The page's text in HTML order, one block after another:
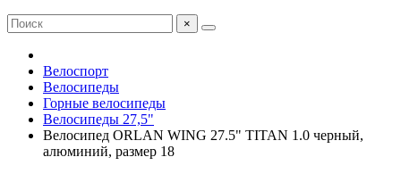
×
Велоспорт
Велосипеды
Горные велосипеды
Велосипеды 27,5"
Велосипед ORLAN WING 27.5" TITAN 1.0 черный,
алюминий, размер 18